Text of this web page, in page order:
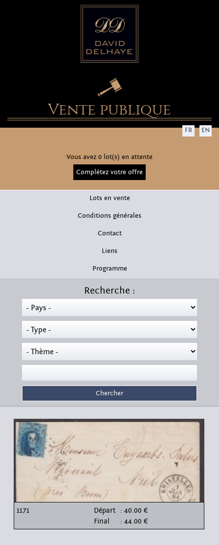
Vente publique
FR EN
Vous avez 0 lot(s) en attente
Complétez votre offre
Lots en vente
Conditions générales
Contact
Liens
Programme
Recherche :
1171 Départ : 40.00 €
Final
: 44.00 €